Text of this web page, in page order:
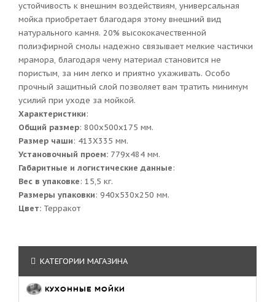
устойчивость к внешним воздействиям, универсальная
мойка приобретает благодаря этому внешний вид
натурального камня. 20% высококачественной
полиэфирной смолы надежно связывает мелкие частички
мрамора, благодаря чему материал становится не
пористым, за ним легко и приятно ухаживать. Особо
прочный защитный слой позволяет вам тратить минимум
усилий при уходе за мойкой.
Характеристики:
Общий размер: 800x500x175 мм.
Размер чаши: 413Х335 мм.
Установочный проем: 779x484 мм.
Габаритные и логистические данные:
Вес в упаковке: 15,5 кг.
Размеры упаковки: 940x530x250 мм.
Цвет: Терракот
КАТЕГОРИИ МАГАЗИНА
КУХОННЫЕ МОЙКИ